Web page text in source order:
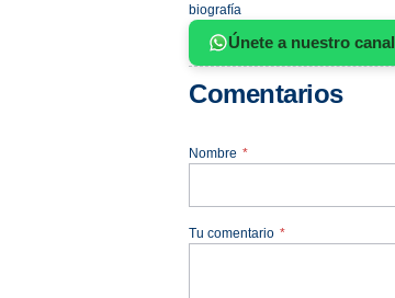
biografía
Únete a nuestro canal
Comentarios
Nombre *
Tu comentario *